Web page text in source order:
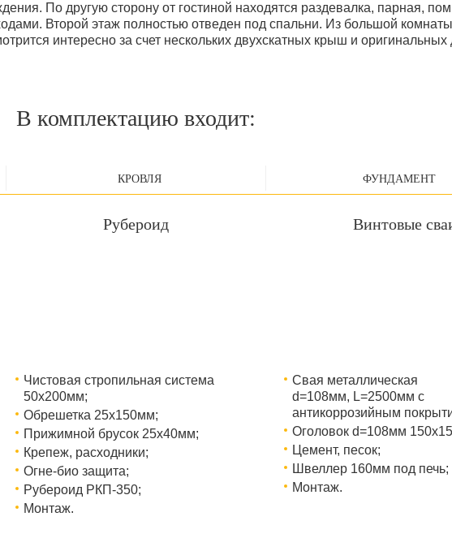
По другую сторону от гостиной находятся раздевалка, парная,
Второй этаж полностью отведен под спальни. Из большой
интересно за счет нескольких двухскатных крыш и оригинальных
В комплектацию входит:
КРОВЛЯ ФУНДАМЕНТ
Рубероид
Чистовая стропильная система
50х200мм;
Обрешетка 25х150мм;
Прижимной брусок 25х40мм;
Крепеж, расходники;
Огне-био защита;
Рубероид РКП-350;
Монтаж.
Винтовые
Свая металлическая
d=108мм, L=2500мм с
антикоррозийным
Оголовок d=108мм
Цемент, песок;
Швеллер 160мм под печь;
Монтаж.